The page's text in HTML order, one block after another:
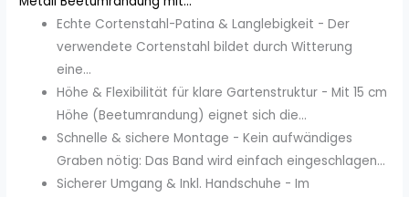
Echte Cortenstahl-Patina & Langlebigkeit - Der
verwendete Cortenstahl bildet durch Witterung
eine...
Höhe & Flexibilität für klare Gartenstruktur - Mit 15 cm
Höhe (Beetumrandung) eignet sich die...
Schnelle & sichere Montage - Kein aufwändiges
Graben nötig: Das Band wird einfach eingeschlagen...
Sicherer Umgang & Inkl. Handschuhe - Im